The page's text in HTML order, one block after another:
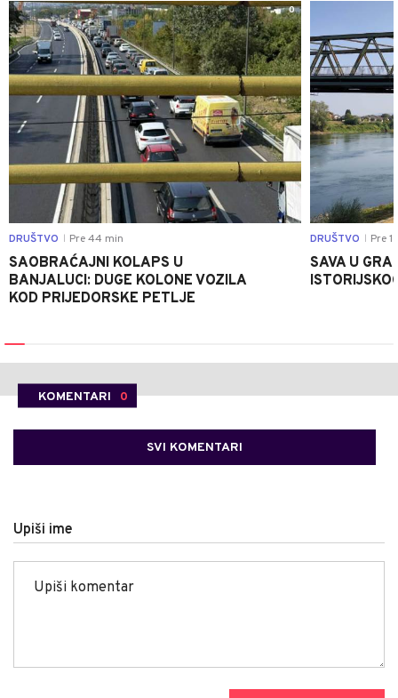
0
DRUŠTVO Pre 44 min
SAOBRAĆAJNI KOLAPS U
BANJALUCI: DUGE KOLONE VOZILA
KOD PRIJEDORSKE PETLJE
DRUŠTVO Pre 1
SAVA U
KOMENTARI 0
SVI KOMENTARI
Upiši ime